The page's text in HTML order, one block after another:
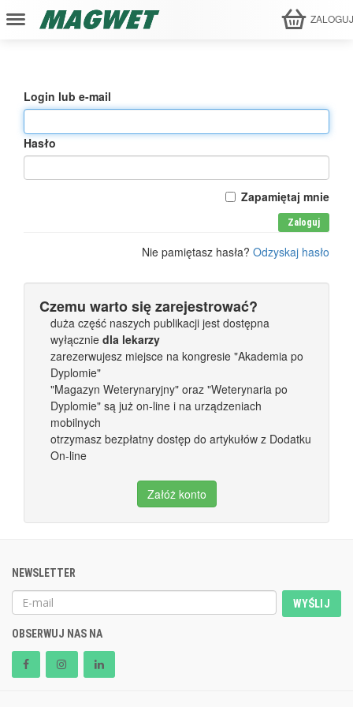
Login lub e-mail
Hasło
Zapamiętaj mnie
Zaloguj
Nie pamiętasz hasła? Odzyskaj hasło
Czemu warto się zarejestrować?
duża część naszych publikacji jest dostępna
wyłącznie dla lekarzy
zarezerwujesz miejsce na kongresie "Akademia po
Dyplomie"
"Magazyn Weterynaryjny" oraz "Weterynaria po
Dyplomie" są już on-line i na urządzeniach
mobilnych
otrzymasz bezpłatny dostęp do artykułów z Dodatku
On-line
Załóż konto
NEWSLETTER
WYŚLIJ
OBSERWUJ NAS NA